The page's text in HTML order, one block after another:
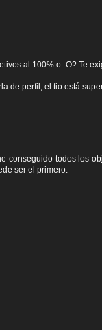
al 100% o_O? Te
de perfil, el tio está
conseguido todos los
ser el primero.